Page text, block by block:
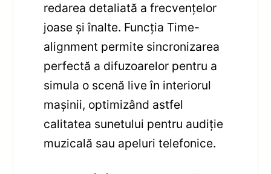
redarea detaliată a frecvențelor
joase și înalte. Funcția Time-
alignment permite sincronizarea
perfectă a difuzoarelor pentru a
simula o scenă live în interiorul
mașinii, optimizând astfel
calitatea sunetului pentru audiție
muzicală sau apeluri telefonice.